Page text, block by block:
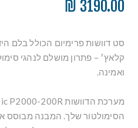
3190.00 ₪
קלאץ׳ – פתרון מושלם לנהגי
ואמינה.